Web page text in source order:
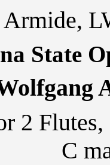
Armide,
State
2
C